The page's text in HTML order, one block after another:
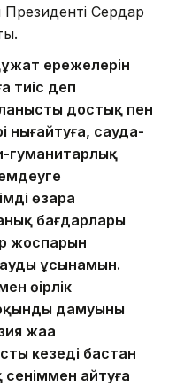
Президенті Сердар
ережелерін
тиіс деп
достық пен
нығайтуға, сауда-
гуманитарлық
өзара
бағдарлары
жоспарын
ұсынамын.
өңірлік
дамуының
жаңа
кезеңді бастан
айтуға